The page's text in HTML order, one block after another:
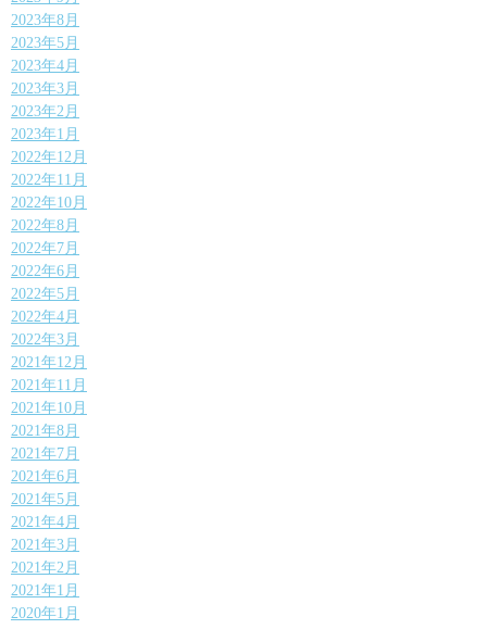
2023年8月
2023年5月
2023年4月
2023年3月
2023年2月
2023年1月
2022年12月
2022年11月
2022年10月
2022年8月
2022年7月
2022年6月
2022年5月
2022年4月
2022年3月
2021年12月
2021年11月
2021年10月
2021年8月
2021年7月
2021年6月
2021年5月
2021年4月
2021年3月
2021年2月
2021年1月
2020年1月